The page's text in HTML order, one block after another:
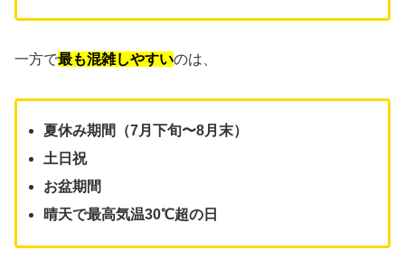
一方で最も混雑しやすいのは、
夏休み期間（7月下旬〜8月末）
土日祝
お盆期間
晴天で最高気温30℃超の日